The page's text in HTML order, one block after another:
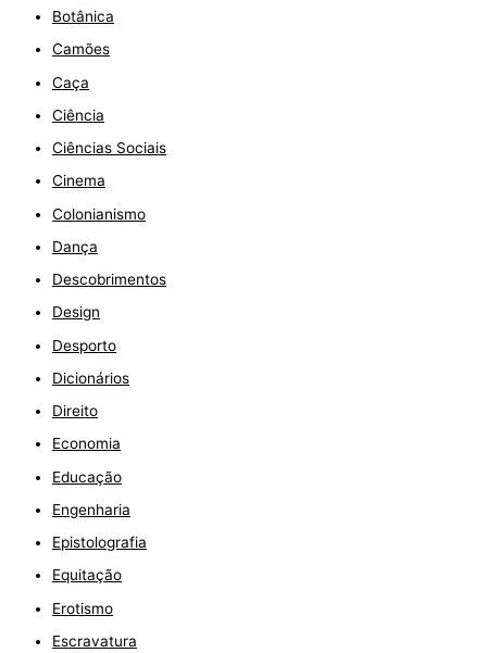
Botânica
Camões
Caça
Ciência
Ciências Sociais
Cinema
Colonianismo
Dança
Descobrimentos
Design
Desporto
Dicionários
Direito
Economia
Educação
Engenharia
Epistolografia
Equitação
Erotismo
Escravatura